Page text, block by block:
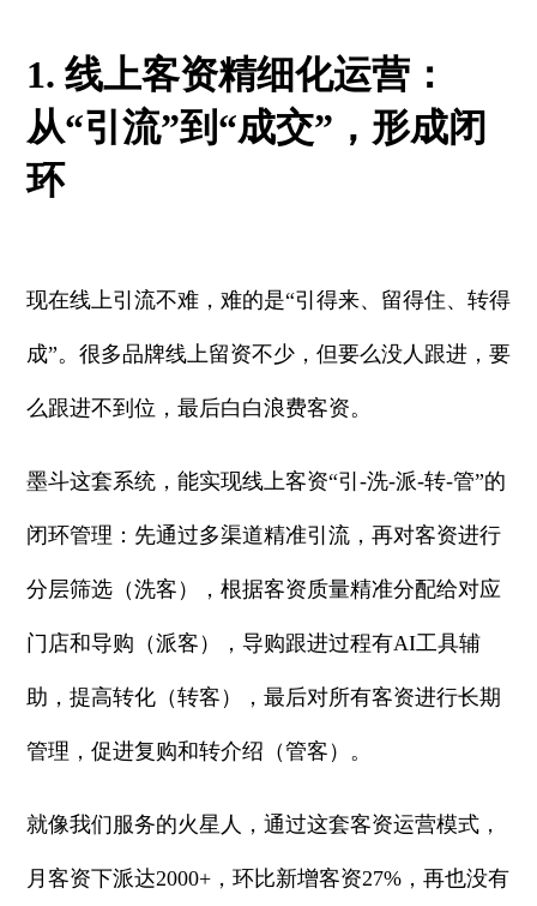
1. 线上客资精细化运营：
从“引流”到“成交”，形成闭
环
现在线上引流不难，难的是“引得来、留得住、转得
成”。很多品牌线上留资不少，但要么没人跟进，要
么跟进不到位，最后白白浪费客资。
墨斗这套系统，能实现线上客资“引-洗-派-转-管”的
闭环管理：先通过多渠道精准引流，再对客资进行
分层筛选（洗客），根据客资质量精准分配给对应
门店和导购（派客），导购跟进过程有AI工具辅
助，提高转化（转客），最后对所有客资进行长期
管理，促进复购和转介绍（管客）。
就像我们服务的火星人，通过这套客资运营模式，
月客资下派达2000+，环比新增客资27%，再也没有